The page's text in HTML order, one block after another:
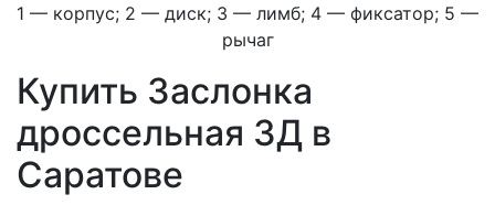
1 — корпус; 2 — диск; 3 — лимб; 4 — фиксатор; 5 —
рычаг
Купить Заслонка
дроссельная ЗД в
Саратове